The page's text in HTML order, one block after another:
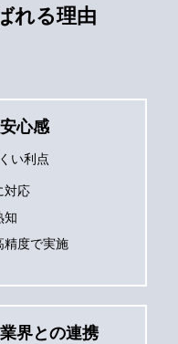
れる理由
心感
い利点
対応
知
精度で実施
界との連携